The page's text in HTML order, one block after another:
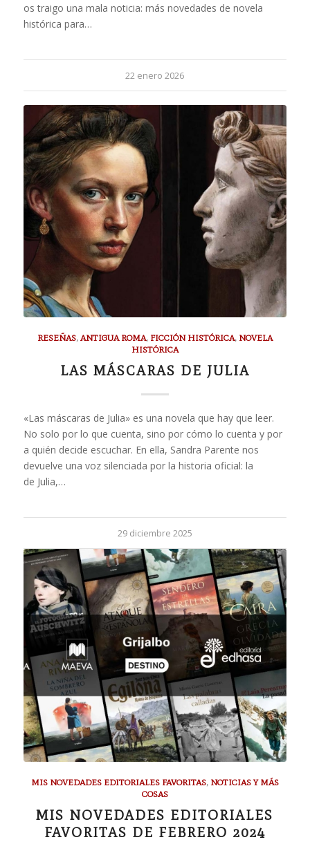
os traigo una mala noticia: más novedades de novela
histórica para…
22 enero 2026
RESEÑAS, ANTIGUA ROMA, FICCIÓN HISTÓRICA, NOVELA
HISTÓRICA
LAS MÁSCARAS DE JULIA
«Las máscaras de Julia» es una novela que hay que leer.
No solo por lo que cuenta, sino por cómo lo cuenta y por
a quién decide escuchar. En ella, Sandra Parente nos
devuelve una voz silenciada por la historia oficial: la
de Julia,…
29 diciembre 2025
MIS NOVEDADES EDITORIALES FAVORITAS, NOTICIAS Y MÁS
COSAS
MIS NOVEDADES EDITORIALES
FAVORITAS DE FEBRERO 2024